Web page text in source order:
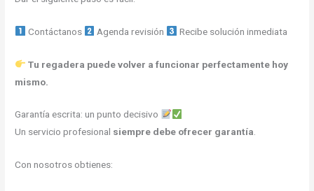
Contáctanos Agenda revisión Recibe solución inmediata
Tu regadera puede volver a funcionar perfectamente hoy
mismo.
Garantía escrita: un punto decisivo
Un servicio profesional siempre debe ofrecer garantía.
Con nosotros obtienes: